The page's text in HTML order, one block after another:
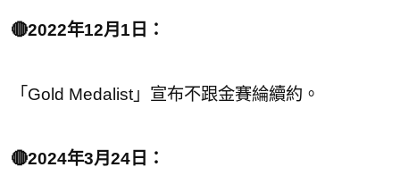
🔴2022年12月1日：
「Gold Medalist」宣布不跟金賽綸續約。
🔴2024年3月24日：